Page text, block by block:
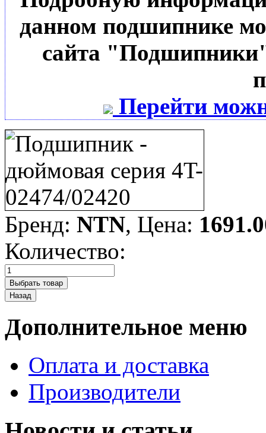
данном подшипнике
сайта
Перейти
Бренд: NTN, Цена:
Количество:
Дополнительное меню
Оплата и доставка
Производители